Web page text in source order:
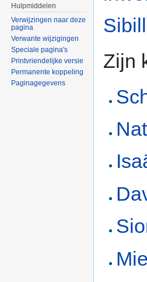
Zijn
Mie
Hulpmiddelen
Verwijzingen naar deze
pagina
Verwante wijzigingen
Speciale pagina's
Printvriendelijke versie
Permanente koppeling
Paginagegevens